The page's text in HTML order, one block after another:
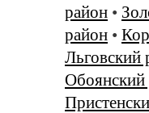
район •
район •
Льговский
Обоянский